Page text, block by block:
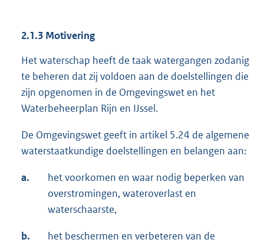
2.1.3 Motivering
Het waterschap heeft de taak watergangen zodanig
te beheren dat zij voldoen aan de doelstellingen die
zijn opgenomen in de Omgevingswet en het
Waterbeheerplan Rijn en IJssel.
De Omgevingswet geeft in artikel 5.24 de algemene
waterstaatkundige doelstellingen en belangen aan:
a.
het voorkomen en waar nodig beperken van
overstromingen, wateroverlast en
waterschaarste,
b.
het beschermen en verbeteren van de